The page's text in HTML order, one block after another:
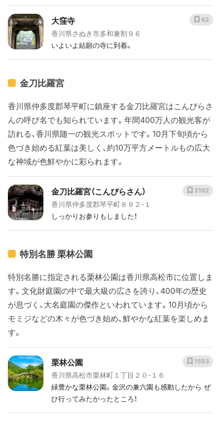
大窪寺
香川県さぬき市多和兼割９６
いよいよ結願の寺に到着。
62
金刀比羅宮
香川県仲多度郡琴平町に鎮座する金刀比羅宮はこんぴらさ
んの呼び名でも知られています。年間400万人の観光客が
訪れる、香川県随一の観光スポットです。10月下旬頃から
色づき始める紅葉は美しく、約10万平方メートルもの広大
な神域が色鮮やかに彩られます。
金刀比羅宮（こんぴらさん）
香川県仲多度郡琴平町８９２-１
しっかりお参りもしました！
2192
特別名勝 栗林公園
特別名勝に指定される栗林公園は香川県高松市に位置しま
す。文化財庭園の中で最大級の広さを誇り、400年の歴史
が息づく、大名庭園の傑作といわれています。10月頃から
モミジなどの木々が色づき始め、鮮やかな紅葉を楽しめま
す。
栗林公園
香川県高松市栗林町１丁目２０-１６
緑豊かな栗林公園。金沢の兼六園も感動したから ぜ
ひ行ってみたかったところ！
1553